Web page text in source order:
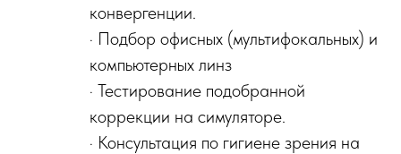
конвергенции.
· Подбор офисных (мультифокальных) и
компьютерных линз
· Тестирование подобранной
коррекции на симуляторе.
· Консультация по гигиене зрения на